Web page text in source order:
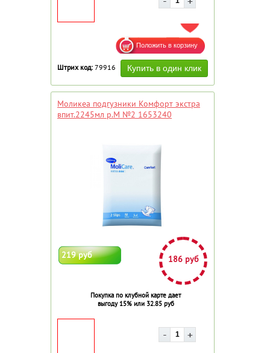
ДОБАВИТЬ В ИЗБРАННОЕ
Штрих код: 79916
Моликеа подгузники Комфорт экстра
впит.2245мл р.M №2 1653240
219 руб 186 руб
Покупка по клубной карте дает
выгоду 15% или 32.85 руб